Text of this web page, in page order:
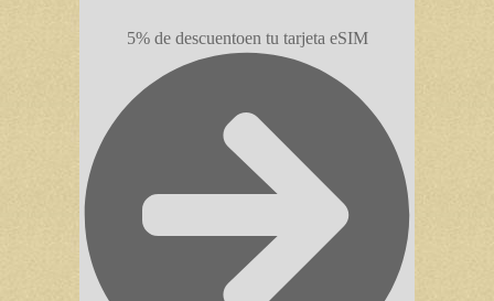
5% de descuentoen tu tarjeta eSIM